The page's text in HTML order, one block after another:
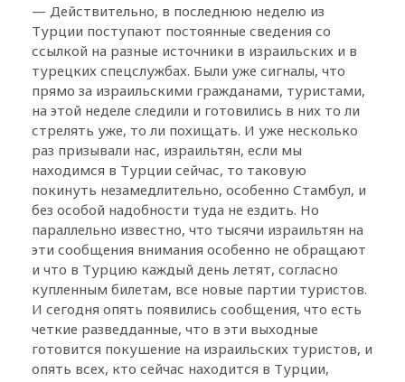
— Действительно, в последнюю неделю из
Турции поступают постоянные сведения со
ссылкой на разные источники в израильских и в
турецких спецслужбах. Были уже сигналы, что
прямо за израильскими гражданами, туристами,
на этой неделе следили и готовились в них то ли
стрелять уже, то ли похищать. И уже несколько
раз призывали нас, израильтян, если мы
находимся в Турции сейчас, то таковую
покинуть незамедлительно, особенно Стамбул, и
без особой надобности туда не ездить. Но
параллельно известно, что тысячи израильтян на
эти сообщения внимания особенно не обращают
и что в Турцию каждый день летят, согласно
купленным билетам, все новые партии туристов.
И сегодня опять появились сообщения, что есть
четкие разведданные, что в эти выходные
готовится покушение на израильских туристов, и
опять всех, кто сейчас находится в Турции,